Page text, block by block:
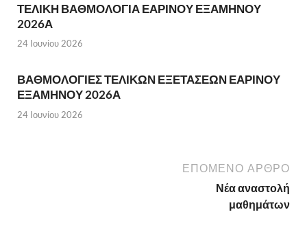
ΤΕΛΙΚΗ ΒΑΘΜΟΛΟΓΙΑ ΕΑΡΙΝΟΥ ΕΞΑΜΗΝΟΥ
2026Α
24 Ιουνίου 2026
ΒΑΘΜΟΛΟΓΙΕΣ ΤΕΛΙΚΩΝ ΕΞΕΤΑΣΕΩΝ ΕΑΡΙΝΟΥ
ΕΞΑΜΗΝΟΥ 2026Α
24 Ιουνίου 2026
ΕΠΌΜΕΝΟ ΆΡΘΡΟ
Νέα αναστολή
μαθημάτων